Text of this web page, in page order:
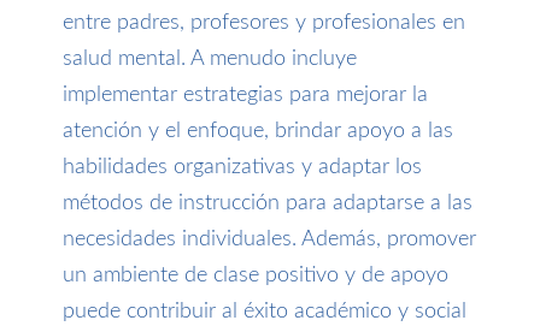
entre padres, profesores y profesionales en
salud mental. A menudo incluye
implementar estrategias para mejorar la
atención y el enfoque, brindar apoyo a las
habilidades organizativas y adaptar los
métodos de instrucción para adaptarse a las
necesidades individuales. Además, promover
un ambiente de clase positivo y de apoyo
puede contribuir al éxito académico y social